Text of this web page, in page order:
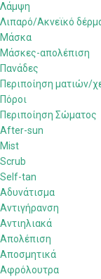
Λάμψη
Λιπαρό/Ακνεϊκό
Μάσκα
Μάσκες-απολέπιση
Πανάδες
Περιποίηση ματιών/
Πόροι
Περιποίηση Σώματος
After-sun
Mist
Scrub
Self-tan
Αδυνάτισμα
Αντιγήρανση
Αντιηλιακά
Απολέπιση
Αποσμητικά
Αφρόλουτρα